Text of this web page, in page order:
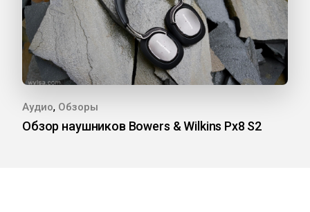
Аудио, Обзоры
Обзор наушников Bowers & Wilkins Px8 S2